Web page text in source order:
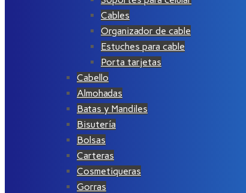
Cables
Organizador de cable
Estuches para cable
Porta tarjetas
Cabello
Almohadas
Batas y Mandiles
Bisutería
Bolsas
Carteras
Cosmetiqueras
Gorras